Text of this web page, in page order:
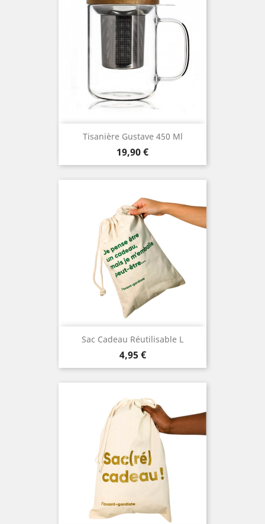
Tisanière Gustave 450 Ml
Prix
19,90 €
Sac Cadeau Réutilisable L
Prix
4,95 €